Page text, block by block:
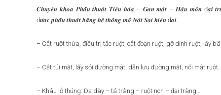
𝑪𝒉𝒖𝒚𝒆̂𝒏 𝒌𝒉𝒐𝒂 𝑷𝒉𝒂̂̃𝒖 𝒕𝒉𝒖𝒂̣̂𝒕 𝑻𝒊𝒆̂𝒖 𝒉𝒐́𝒂 – 𝑮𝒂𝒏 𝒎𝒂̣̂𝒕 – 𝑯𝒂̣̂𝒖 𝒎𝒐̂𝒏 đ𝒂̣𝒊
đ𝒖̛𝒐̛̣𝒄 𝒑𝒉𝒂̂̃𝒖 𝒕𝒉𝒖𝒂̣̂𝒕 𝒃𝒂̆̀𝒏𝒈 𝒉𝒆̣̂ 𝒕𝒉𝒐̂́𝒏𝒈 𝒎𝒐̂̉ 𝑵𝒐̣̂𝒊 𝑺𝒐𝒊 𝒉𝒊𝒆̣̂𝒏 đ𝒂̣𝒊:
– Cắt ruột thừa, điều trị tắc ruột, cắt đoạn ruột, gỡ dính ruột, lấy
– Cắt túi mật, lấy sỏi đường mật, dẫn lưu đường mật, nối mật
– Khâu lỗ thủng: Dạ dày – tá tràng – ruột non – đại tràng…